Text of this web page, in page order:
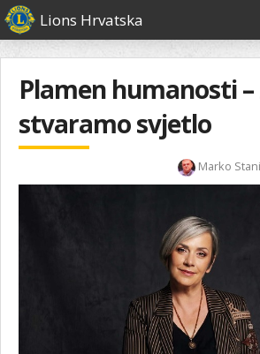
Skoči
na
glavni
Lions Hrvatska
O nama
Lions Distrikt 126
Naši projekti
Glavni
izbornik
O
nama
Lions
Distrikt
126
projekti
Plamen humanosti
stvaramo svjetlo
Marko